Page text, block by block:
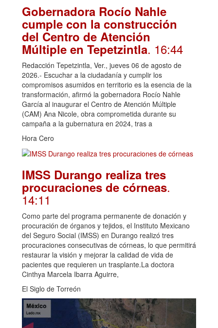
Gobernadora Rocío Nahle
cumple con la construcción
del Centro de Atención
Múltiple en Tepetzintla. 16:44
Redacción Tepetzintla, Ver., jueves 06 de agosto de
2026.- Escuchar a la ciudadanía y cumplir los
compromisos asumidos en territorio es la esencia de la
transformación, afirmó la gobernadora Rocío Nahle
García al inaugurar el Centro de Atención Múltiple
(CAM) Ana Nicole, obra comprometida durante su
campaña a la gubernatura en 2024, tras a
Hora Cero
IMSS Durango realiza tres
procuraciones de córneas.
14:11
Como parte del programa permanente de donación y
procuración de órganos y tejidos, el Instituto Mexicano
del Seguro Social (IMSS) en Durango realizó tres
procuraciones consecutivas de córneas, lo que permitirá
restaurar la visión y mejorar la calidad de vida de
pacientes que requieren un trasplante.La doctora
Cinthya Marcela Ibarra Aguirre,
El Siglo de Torreón